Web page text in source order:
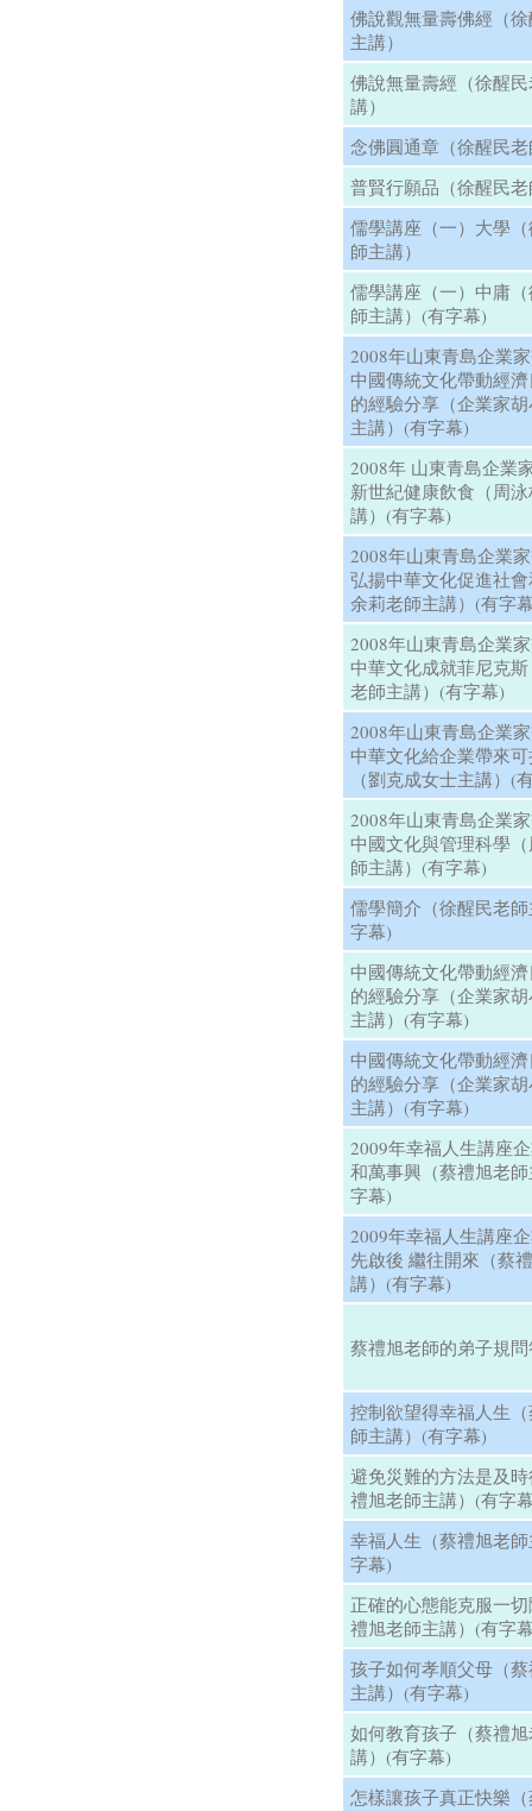
佛說觀無量壽佛經（
主講）
佛說無量壽經（徐醒
講）
念佛圓通章（徐醒民
普賢行願品（徐醒民
儒學講座（一）大學
師主講）
儒學講座（一）中庸
師主講）(有字幕)
2008年山東青島企業
中國傳統文化帶動經
的經驗分享（企業家
主講）(有字幕)
2008年 山東青島企業
新世紀健康飲食（周
講）(有字幕)
2008年山東青島企業
弘揚中華文化促進社
余莉老師主講）(有字
2008年山東青島企業
中華文化成就菲尼克
老師主講）(有字幕)
2008年山東青島企業
中華文化給企業帶來
（劉克成女士主講）(
2008年山東青島企業
中國文化與管理科學
師主講）(有字幕)
儒學簡介（徐醒民老
字幕)
中國傳統文化帶動經
的經驗分享（企業家
主講）(有字幕)
中國傳統文化帶動經
的經驗分享（企業家
主講）(有字幕)
2009年幸福人生講座
和萬事興（蔡禮旭老
字幕)
2009年幸福人生講座
先啟後 繼往開來（蔡
講）(有字幕)
蔡禮旭老師的弟子規
控制欲望得幸福人生
師主講）(有字幕)
避免災難的方法是及
禮旭老師主講）(有字
幸福人生（蔡禮旭老
字幕)
正確的心態能克服一
禮旭老師主講）(有字
孩子如何孝順父母（
主講）(有字幕)
如何教育孩子（蔡禮
講）(有字幕)
怎樣讓孩子真正快樂